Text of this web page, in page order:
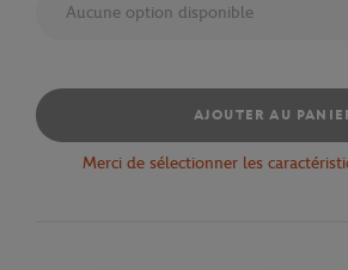
Aucune option disponible
AJOUTER AU
Merci de sélectionner les